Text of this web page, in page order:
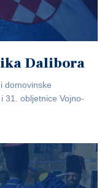
Dalibora
domovinske
31. obljetnice Vojno-